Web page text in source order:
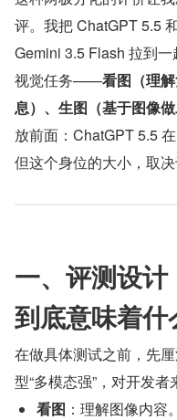
评。我把 ChatGPT 5.5
Gemini 3.5 Flash 拉到
视觉任务——看图（理
息）、生图（基于图像做
放前面：ChatGPT 5.5
但这个身位的大小，取决
一、评测设
到底意味着什
在做具体测试之前，先
型“多模态强”，对开发
看图 ：理解图像内